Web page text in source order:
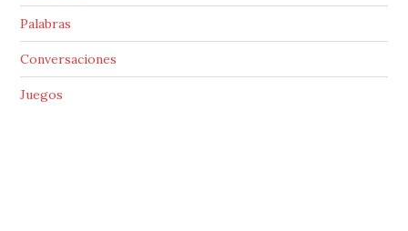
Palabras
Conversaciones
Juegos